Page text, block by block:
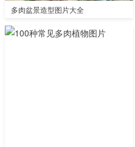
多肉盆景造型图片大全